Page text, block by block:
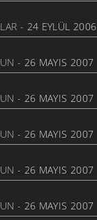
2010
2010
2010
2010
2010
2010
- 24 EYLÜL 2006
- 26 MAYIS 2007
- 26 MAYIS 2007
- 26 MAYIS 2007
- 26 MAYIS 2007
- 26 MAYIS 2007